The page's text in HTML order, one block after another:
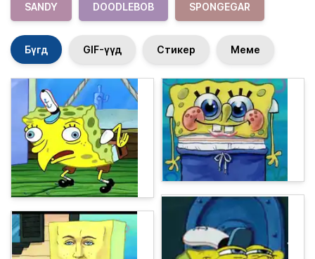
SANDY DOODLEBOB SPONGEGAR
Бүгд GIF-үүд Стикер Меме